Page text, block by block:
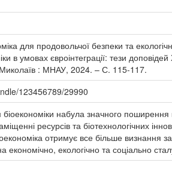
для продовольчої безпеки та
в умовах євроінтеграції: тези
: МНАУ, 2024. – С. 115-117.
123456789/29990
біоекономіки набула значного
ресурсів та біотехнологічних
отримує все більше визнання
економічно, екологічно та соціально